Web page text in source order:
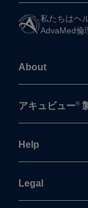
私たちは​ヘ
AdvaMed倫
About
アキュビュー®
Help
Legal